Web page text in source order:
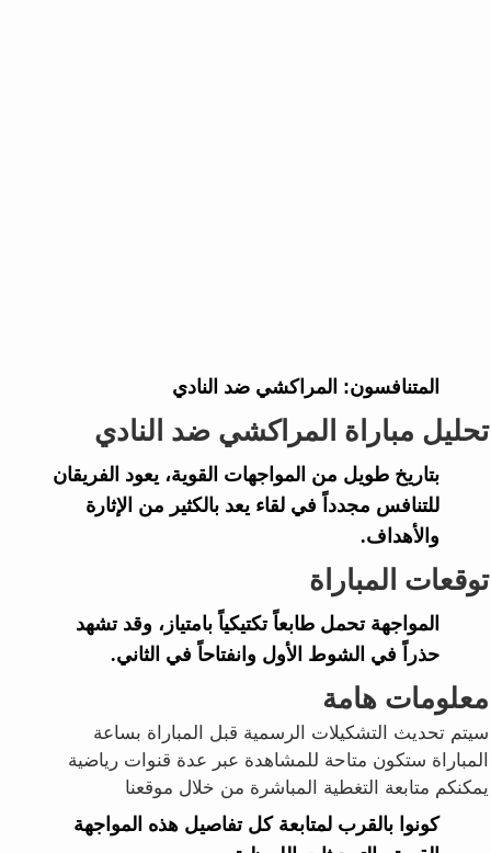
المتنافسون: المراكشي ضد النادي
تحليل مباراة المراكشي ضد النادي
بتاريخ طويل من المواجهات القوية، يعود الفريقان
للتنافس مجدداً في لقاء يعد بالكثير من الإثارة
والأهداف.
توقعات المباراة
المواجهة تحمل طابعاً تكتيكياً بامتياز، وقد تشهد
حذراً في الشوط الأول وانفتاحاً في الثاني.
معلومات هامة
سيتم تحديث التشكيلات الرسمية قبل المباراة بساعة
المباراة ستكون متاحة للمشاهدة عبر عدة قنوات رياضية
يمكنكم متابعة التغطية المباشرة من خلال موقعنا
كونوا بالقرب لمتابعة كل تفاصيل هذه المواجهة